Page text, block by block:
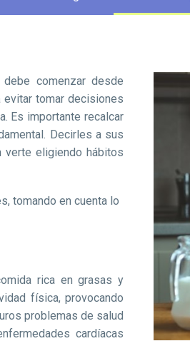
comenzar desde
evitar tomar decisiones
Es importante recalcar
Decirles a sus
verte eligiendo hábitos
tomando en cuenta lo
rica en grasas y
física, provocando
problemas de salud
cardíacas